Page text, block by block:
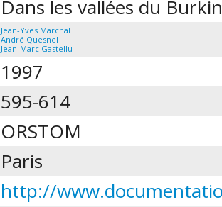
Dans les vallées du
Jean-Yves Marchal
André Quesnel
Jean-Marc Gastellu
1997
595-614
ORSTOM
Paris
http://